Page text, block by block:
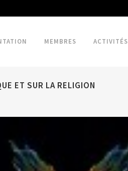
MEMBRES ACTIVITÉS
ET SUR LA RELIGION